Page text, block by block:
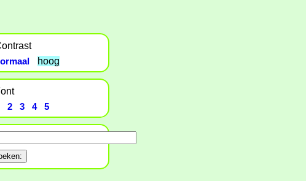
hoog
2 3 4 5